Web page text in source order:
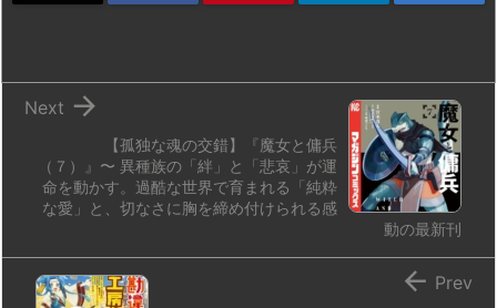
【孤独な魂の交錯】『魔女と傭兵
（７）』〜 異種族の「絆」と「悲哀」が運
命を動かす。過酷な世界で育まれる「純粋
な愛」と、切なさに胸を締め付けられる感
動の最新刊

Next
 Prev